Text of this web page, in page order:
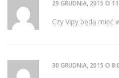
29 GRUDNIA, 2015 O
Czy Vipy będą mieć
30 GRUDNIA, 2015 O